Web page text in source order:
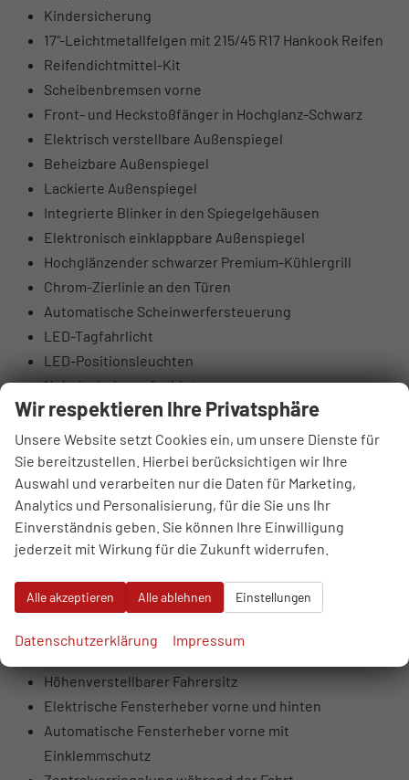
Kindersicherung
17“-Leichtmetallfelgen mit 215/45 R17 Hankook Reifen
Reifendichtmittel-Kit
Scheibenbremsen vorne
Front- und Heckstoßfänger in Hochglanz-Schwarz
Elektrisch verstellbare Außenspiegel
Beheizbare Außenspiegel
Lackierte Außenspiegel
Integrierte Blinker in den Spiegelgehäusen
Elektronisch einklappbare Außenspiegel
Hochglänzender schwarzer Premium-Kühlergrill
Chrom-Zierlinie an den Türen
Automatische Scheinwerfersteuerung
LED-Tagfahrlicht
LED-Positionsleuchten
Nebelscheinwerfer hinten
LED-MFR-Scheinwerfer vorne mit statischem
Kurvenlicht
LED-Heckleuchten
Getönte Scheiben, ab B-Säule dunkler
Beleuchteter Schminkspiegel
Lederlenkrad
Sportliche Vordersitze
Metallisch wirkende Innentürgriffe
Ambientebeleuchtung innen
Einparkhilfe hinten
Höhenverstellbarer Fahrersitz
Elektrische Fensterheber vorne und hinten
Automatische Fensterheber vorne mit
Einklemmschutz
Wir respektieren Ihre Privatsphäre
Unsere Website setzt Cookies ein, um unsere Dienste für
Sie bereitzustellen. Hierbei berücksichtigen wir Ihre
Auswahl und verarbeiten nur die Daten für Marketing,
Analytics und Personalisierung, für die Sie uns Ihr
Einverständnis geben. Sie können Ihre Einwilligung
jederzeit mit Wirkung für die Zukunft widerrufen.
Alle akzeptieren Alle ablehnen Einstellungen
Datenschutzerklärung Impressum